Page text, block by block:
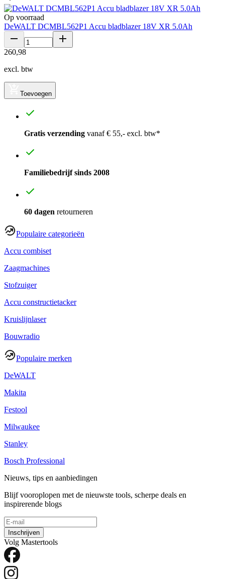
Op voorraad
DeWALT DCMBL562P1 Accu bladblazer 18V XR 5.0Ah
260,98
excl. btw
Toevoegen
Gratis verzending vanaf € 55,- excl. btw*
Familiebedrijf sinds 2008
60 dagen retourneren
Populaire categorieën
Accu combiset
Zaagmachines
Stofzuiger
Accu constructietacker
Kruislijnlaser
Bouwradio
Populaire merken
DeWALT
Makita
Festool
Milwaukee
Stanley
Bosch Professional
Nieuws, tips en aanbiedingen
Blijf vooroplopen met de nieuwste tools, scherpe deals en
inspirerende blogs
Inschrijven
Volg Mastertools